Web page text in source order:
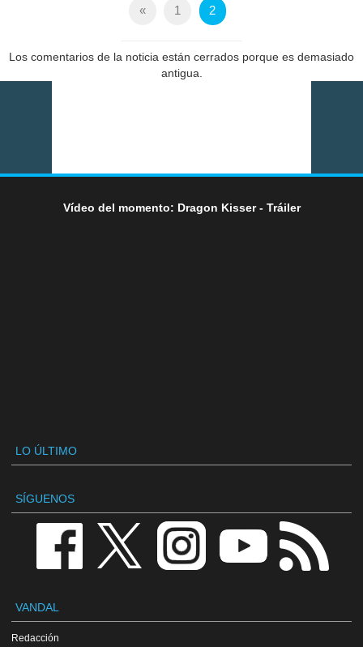
« 1 2
Los comentarios de la noticia están cerrados porque es demasiado
antigua.
Vídeo del momento: Dragon Kisser - Tráiler
LO ÚLTIMO
SÍGUENOS
VANDAL
Redacción